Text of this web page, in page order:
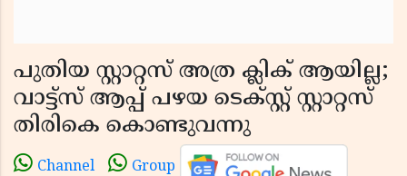
പുതിയ സ്റ്റാറ്റസ് അത്ര ക്ലിക് ആയില്ല;
വാട്ട്സ് ആപ്പ് പഴയ ടെക്സ്റ്റ് സ്റ്റാറ്റസ്
തിരികെ കൊണ്ടുവന്നു
Channel Group